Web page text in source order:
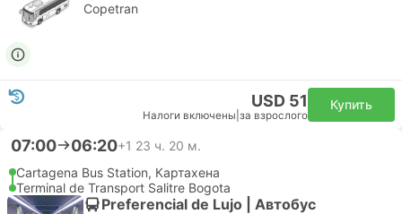
Copetran
USD 51
Налоги включены за взрослого
Купить
07:00 06:20+1 23 ч. 20 м.
Cartagena Bus Station, Картахена
Terminal de Transport Salitre Bogota
Preferencial de Lujo | Автобус